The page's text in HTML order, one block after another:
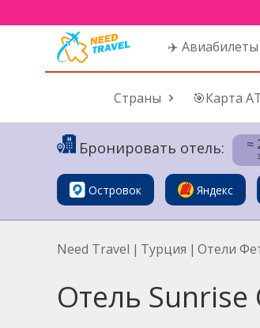
✈️ Авиабилеты
Страны 🎯Карта
Бронировать отель: ≈
Островок Яндекс
Need Travel | Турция | Отели
Отель Sunrise